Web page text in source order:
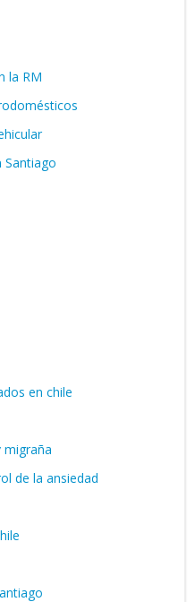
la RM
en chile
de la ansiedad